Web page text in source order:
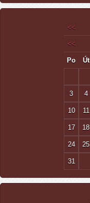
<<
<<
Po Út
3 4
10 11
17 18
24 25
31